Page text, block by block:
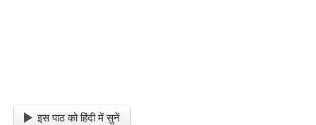
इस पाठ को हिंदी में सुनें